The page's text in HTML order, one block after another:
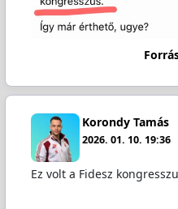
Korondy Tamás
2026. 01. 10. 19:36
Ez volt a Fidesz